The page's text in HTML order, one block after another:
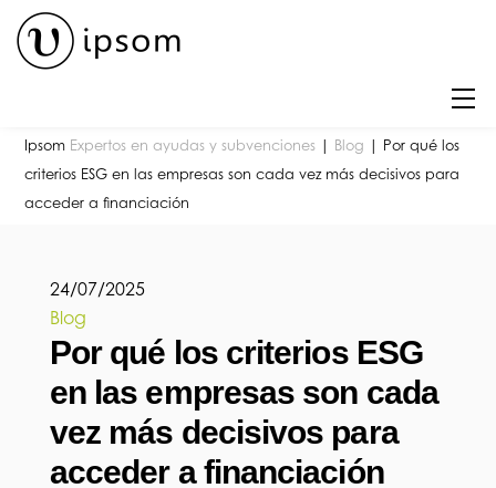
Skip
content
Ipsom Expertos en ayudas y subvenciones Blog
Por qué los
criterios ESG en las empresas son cada vez más decisivos para
acceder a financiación
24/07/2025
Blog
Por qué los criterios ESG
en las empresas son cada
vez más decisivos para
acceder a financiación